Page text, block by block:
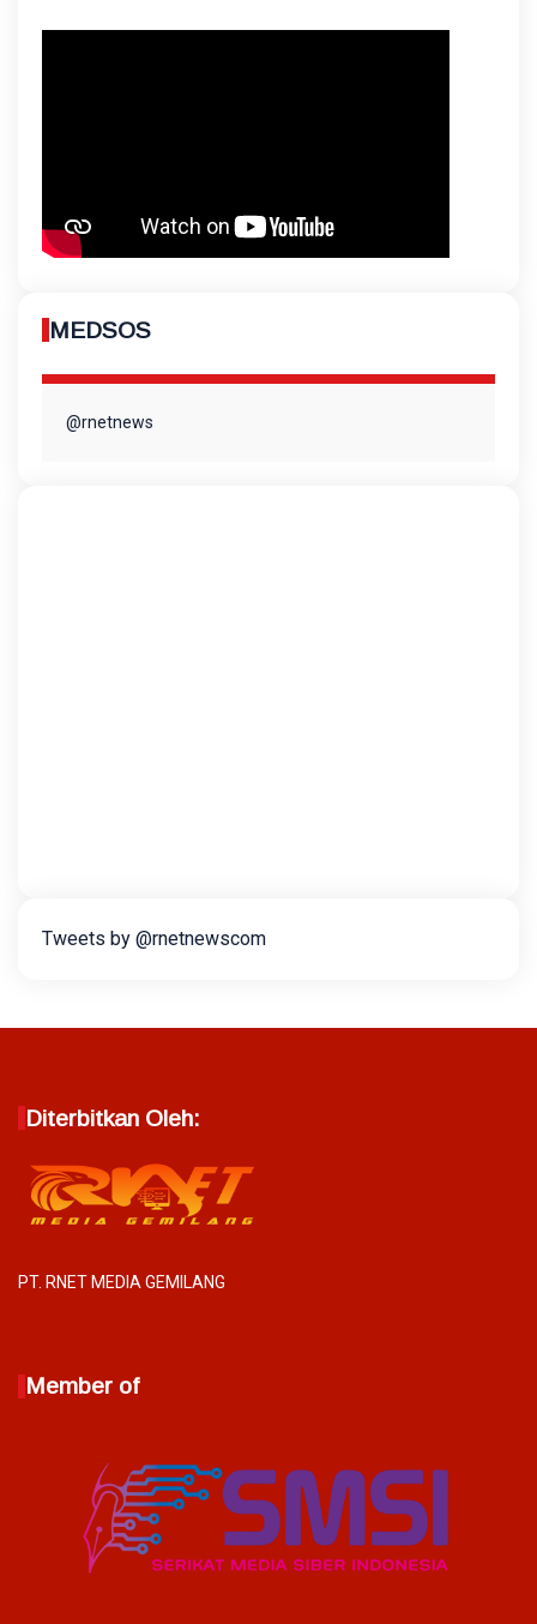
MEDSOS
@rnetnews
Tweets by @rnetnewscom
Diterbitkan Oleh:
PT. RNET MEDIA GEMILANG
Member of